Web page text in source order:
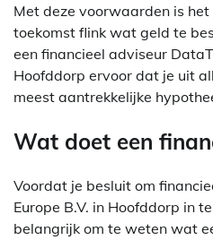
Met deze voorwaarden is het
toekomst flink wat geld te
een financieel adviseur
Hoofddorp ervoor dat je uit
meest aantrekkelijke
Wat doet een
Voordat je besluit om
Europe B.V. in Hoofddorp in
belangrijk om te weten wat